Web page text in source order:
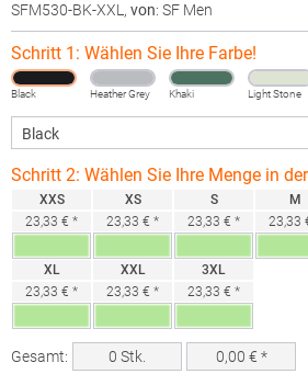
SFM530-BK-XXL , von: SF Men
Schritt 1: Wählen Sie Ihre Farbe!
Black Heather Grey Khaki Light Stone
Schritt 2: Wählen Sie Ihre Menge in
XXS
23,33 € *
XS
23,33 € *
S
23,33 € *
M
23,33
XL
23,33 € *
XXL
23,33 € *
3XL
23,33 € *
Gesamt: 0 Stk. 0,00 € *